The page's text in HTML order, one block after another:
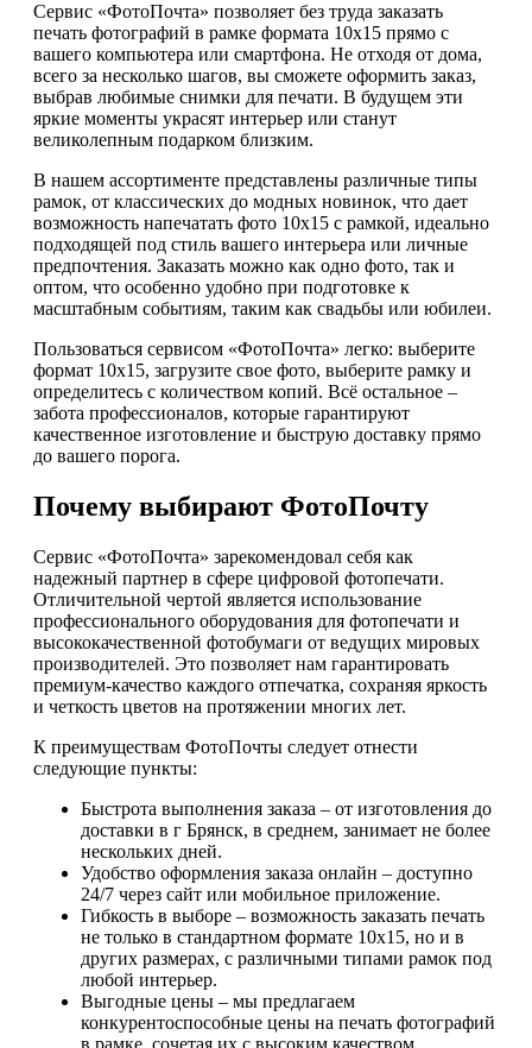
Сервис «ФотоПочта» позволяет без труда заказать
печать фотографий в рамке формата 10х15 прямо с
вашего компьютера или смартфона. Не отходя от дома,
всего за несколько шагов, вы сможете оформить заказ,
выбрав любимые снимки для печати. В будущем эти
яркие моменты украсят интерьер или станут
великолепным подарком близким.
В нашем ассортименте представлены различные типы
рамок, от классических до модных новинок, что дает
возможность напечатать фото 10х15 с рамкой, идеально
подходящей под стиль вашего интерьера или личные
предпочтения. Заказать можно как одно фото, так и
оптом, что особенно удобно при подготовке к
масштабным событиям, таким как свадьбы или юбилеи.
Пользоваться сервисом «ФотоПочта» легко: выберите
формат 10х15, загрузите свое фото, выберите рамку и
определитесь с количеством копий. Всё остальное –
забота профессионалов, которые гарантируют
качественное изготовление и быструю доставку прямо
до вашего порога.
Почему выбирают ФотоПочту
Сервис «ФотоПочта» зарекомендовал себя как
надежный партнер в сфере цифровой фотопечати.
Отличительной чертой является использование
профессионального оборудования для фотопечати и
высококачественной фотобумаги от ведущих мировых
производителей. Это позволяет нам гарантировать
премиум-качество каждого отпечатка, сохраняя яркость
и четкость цветов на протяжении многих лет.
К преимуществам ФотоПочты следует отнести
следующие пункты:
Быстрота выполнения заказа – от изготовления до
доставки в г Брянск, в среднем, занимает не более
нескольких дней.
Удобство оформления заказа онлайн – доступно
24/7 через сайт или мобильное приложение.
Гибкость в выборе – возможность заказать печать
не только в стандартном формате 10х15, но и в
других размерах, с различными типами рамок под
любой интерьер.
Выгодные цены – мы предлагаем
конкурентоспособные цены на печать фотографий